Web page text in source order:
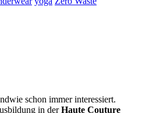
schon immer interessiert.
in derHaute Couture